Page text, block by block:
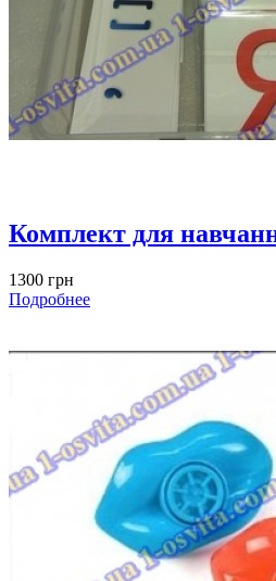
Комплект для
1300 грн
Подробнее